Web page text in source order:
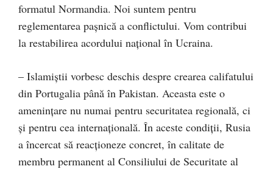
formatul Normandia. Noi suntem pentru
reglementarea paşnică a conflictului. Vom contribui
la restabilirea acordului naţional în Ucraina.
– Islamiştii vorbesc deschis despre crearea califatului
din Portugalia până în Pakistan. Aceasta este o
amenințare nu numai pentru securitatea regională, ci
și pentru cea internaţională. În aceste condiţii, Rusia
a încercat să reacţioneze concret, în calitate de
membru permanent al Consiliului de Securitate al